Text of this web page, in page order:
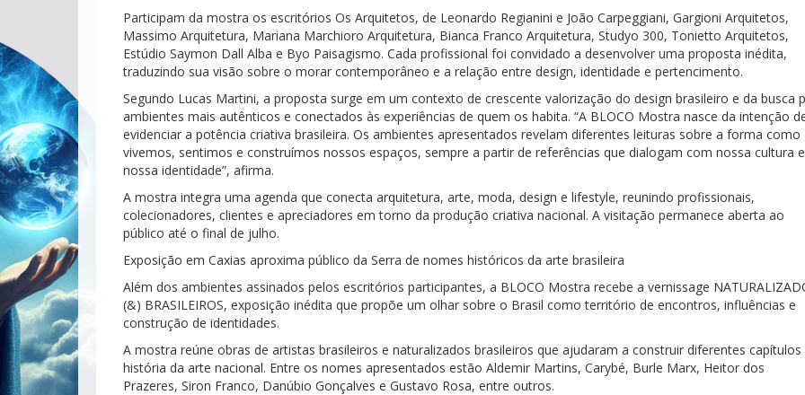
Participam da mostra os escritórios Os Arquitetos, de Leonardo Regianini e João Carpeggiani, Gargioni Arquitetos,
Massimo Arquitetura, Mariana Marchioro Arquitetura, Bianca Franco Arquitetura, Studyo 300, Tonietto Arquitetos,
Estúdio Saymon Dall Alba e Byo Paisagismo. Cada profissional foi convidado a desenvolver uma proposta inédita,
traduzindo sua visão sobre o morar contemporâneo e a relação entre design, identidade e pertencimento.
Segundo Lucas Martini, a proposta surge em um contexto de crescente valorização do design brasileiro e da busca
ambientes mais autênticos e conectados às experiências de quem os habita. “A BLOCO Mostra nasce da intenção
evidenciar a potência criativa brasileira. Os ambientes apresentados revelam diferentes leituras sobre a forma como
vivemos, sentimos e construímos nossos espaços, sempre a partir de referências que dialogam com nossa cultura e
nossa identidade”, afirma.
A mostra integra uma agenda que conecta arquitetura, arte, moda, design e lifestyle, reunindo profissionais,
colecionadores, clientes e apreciadores em torno da produção criativa nacional. A visitação permanece aberta ao
público até o final de julho.
Exposição em Caxias aproxima público da Serra de nomes históricos da arte brasileira
Além dos ambientes assinados pelos escritórios participantes, a BLOCO Mostra recebe a vernissage
(&) BRASILEIROS, exposição inédita que propõe um olhar sobre o Brasil como território de encontros, influências e
construção de identidades.
A mostra reúne obras de artistas brasileiros e naturalizados brasileiros que ajudaram a construir diferentes capítulos
história da arte nacional. Entre os nomes apresentados estão Aldemir Martins, Carybé, Burle Marx, Heitor dos
Prazeres, Siron Franco, Danúbio Gonçalves e Gustavo Rosa, entre outros.